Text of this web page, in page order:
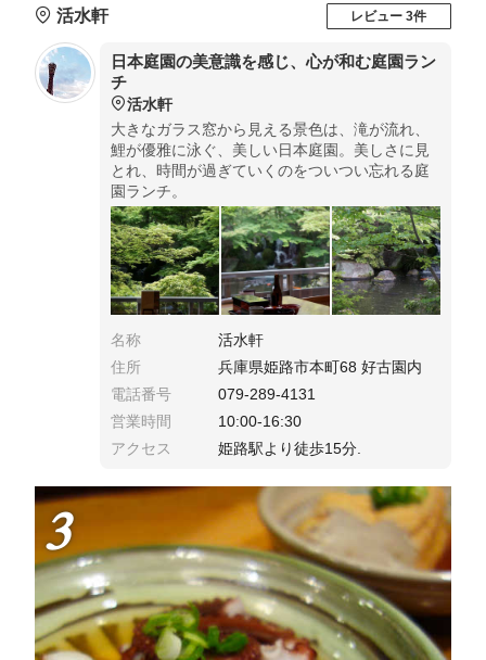
活水軒 レビュー 3件
日本庭園の美意識を感じ、心が和む庭園ラン
チ
活水軒
大きなガラス窓から見える景色は、滝が流れ、
鯉が優雅に泳ぐ、美しい日本庭園。美しさに見
とれ、時間が過ぎていくのをついつい忘れる庭
園ランチ。
名称
活水軒
住所
兵庫県姫路市本町68 好古園内
電話番号
079-289-4131
営業時間
10:00-16:30
アクセス
姫路駅より徒歩15分.
3